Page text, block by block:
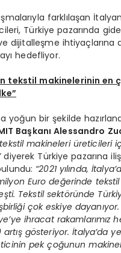
farklılaşan
Türkiye pazarında
dijitalleşme ihtiyaçlarına
hedefliyor.
tekstil makinelerinin en
yoğun bir şekilde
Başkanı Alessandro
makineleri üreticileri
diyerek Türkiye pazarına
“2021 yılında,
Euro değerinde
Tekstil sektöründe
çok eskiye dayanıyor.
ihracat rakamlarımız
artış gösteriyor. İtalya’da
pek çoğunun